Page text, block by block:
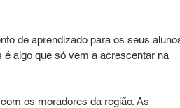
de aprendizado para os seus
é algo que só vem a acrescentar na
os moradores da região. As